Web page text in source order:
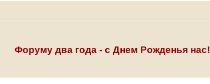
Форуму два года - с Днем Рожденья нас!